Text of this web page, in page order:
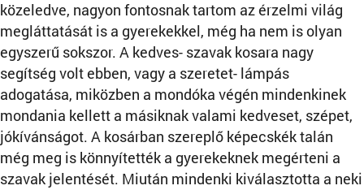
közeledve, nagyon fontosnak tartom az érzelmi világ
megláttatását is a gyerekekkel, még ha nem is olyan
egyszerű sokszor. A kedves- szavak kosara nagy
segítség volt ebben, vagy a szeretet- lámpás
adogatása, miközben a mondóka végén mindenkinek
mondania kellett a másiknak valami kedveset, szépet,
jókívánságot. A kosárban szereplő képecskék talán
még meg is könnyítették a gyerekeknek megérteni a
szavak jelentését. Miután mindenki kiválasztotta a neki